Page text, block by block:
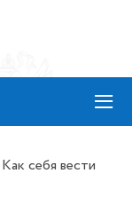
≡
Как себя вести